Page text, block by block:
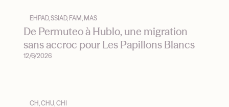
EHPAD, SSIAD, FAM, MAS
De Permuteo à Hublo, une migration
sans accroc pour Les Papillons Blancs
12/6/2026
CH, CHU, CHI